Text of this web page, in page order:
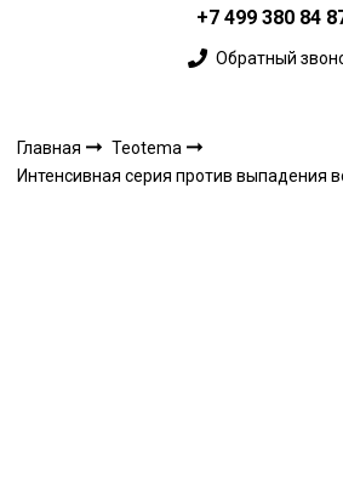
+7 499 380 84
Обратный
Главная
Teotema
Интенсивная серия против выпадения